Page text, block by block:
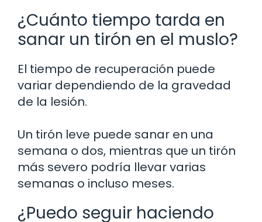
¿Cuánto tiempo tarda en
sanar un tirón en el muslo?
El tiempo de recuperación puede
variar dependiendo de la gravedad
de la lesión.
Un tirón leve puede sanar en una
semana o dos, mientras que un tirón
más severo podría llevar varias
semanas o incluso meses.
¿Puedo seguir haciendo